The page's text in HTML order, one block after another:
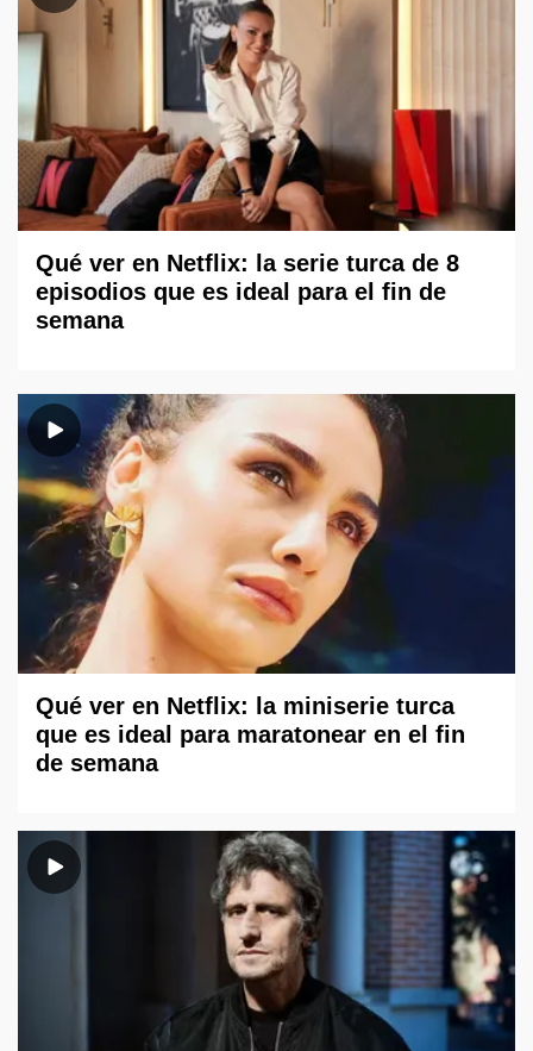
Qué ver en Netflix: la serie turca de 8
episodios que es ideal para el fin de
semana
Qué ver en Netflix: la miniserie turca
que es ideal para maratonear en el fin
de semana